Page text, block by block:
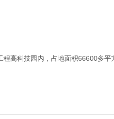
高科技园内，占地面积66600多平